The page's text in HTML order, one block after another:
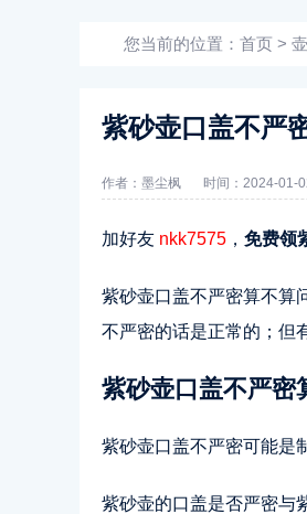
您当前的位置： 首页 >
紫砂壶口盖不严
作者：墨尘枫 时间：2024-01-
加好友 nkk7575 ， 免费领
紫砂壶口盖不严密算不算
不严密的话是正常的；但
紫砂壶口盖不严密
紫砂壶口盖不严密可能是
紫砂壶的口盖是否严密与